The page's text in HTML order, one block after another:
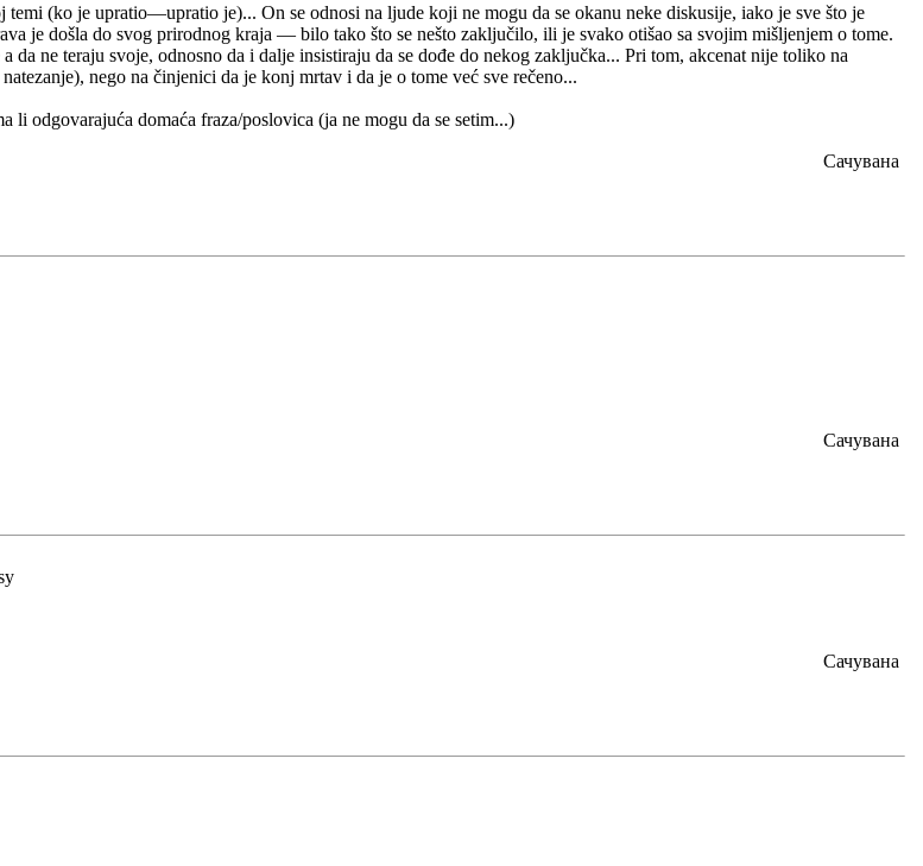
(ko je upratio—upratio je)... On se odnosi na ljude koji ne mogu da se okanu neke diskusije, iako je sve što je
je došla do svog prirodnog kraja — bilo tako što se nešto zaključilo, ili je svako otišao sa svojim mišljenjem o tome.
da ne teraju svoje, odnosno da i dalje insistiraju da se dođe do nekog zaključka... Pri tom, akcenat nije toliko na
nego na činjenici da je konj mrtav i da je o tome već sve rečeno...
li odgovarajuća domaća fraza/poslovica (ja ne mogu da se setim...)
Сачувана
Сачувана
Сачувана